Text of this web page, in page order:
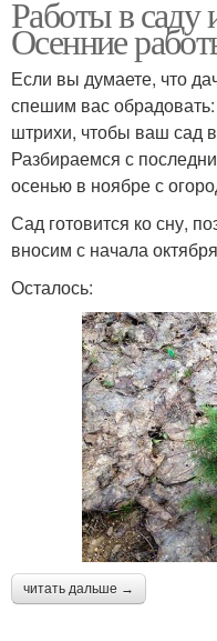
Работы в саду
Осенние
Если вы думаете, что
спешим вас
штрихи, чтобы ваш сад
Разбираемся с
осенью в ноябре с
Сад готовится ко сну,
вносим с начала
Осталось:
читать дальше →